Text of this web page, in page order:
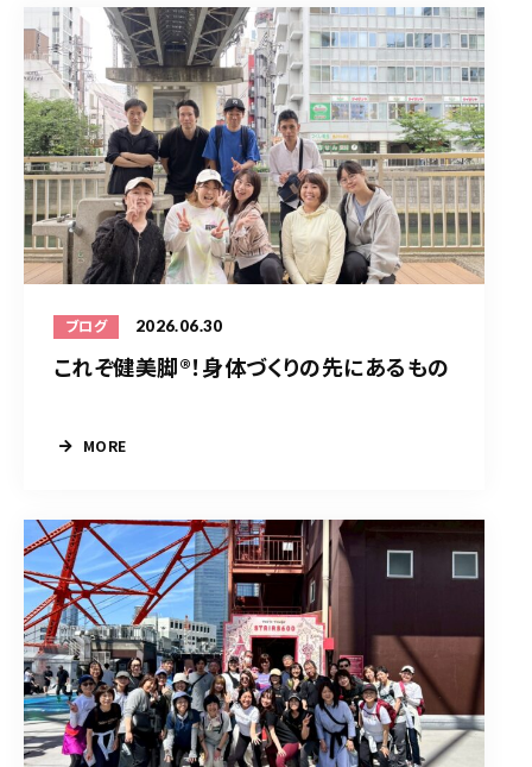
ブログ 2026.06.30
これぞ健美脚®︎！身体づくりの先にあるもの
MORE